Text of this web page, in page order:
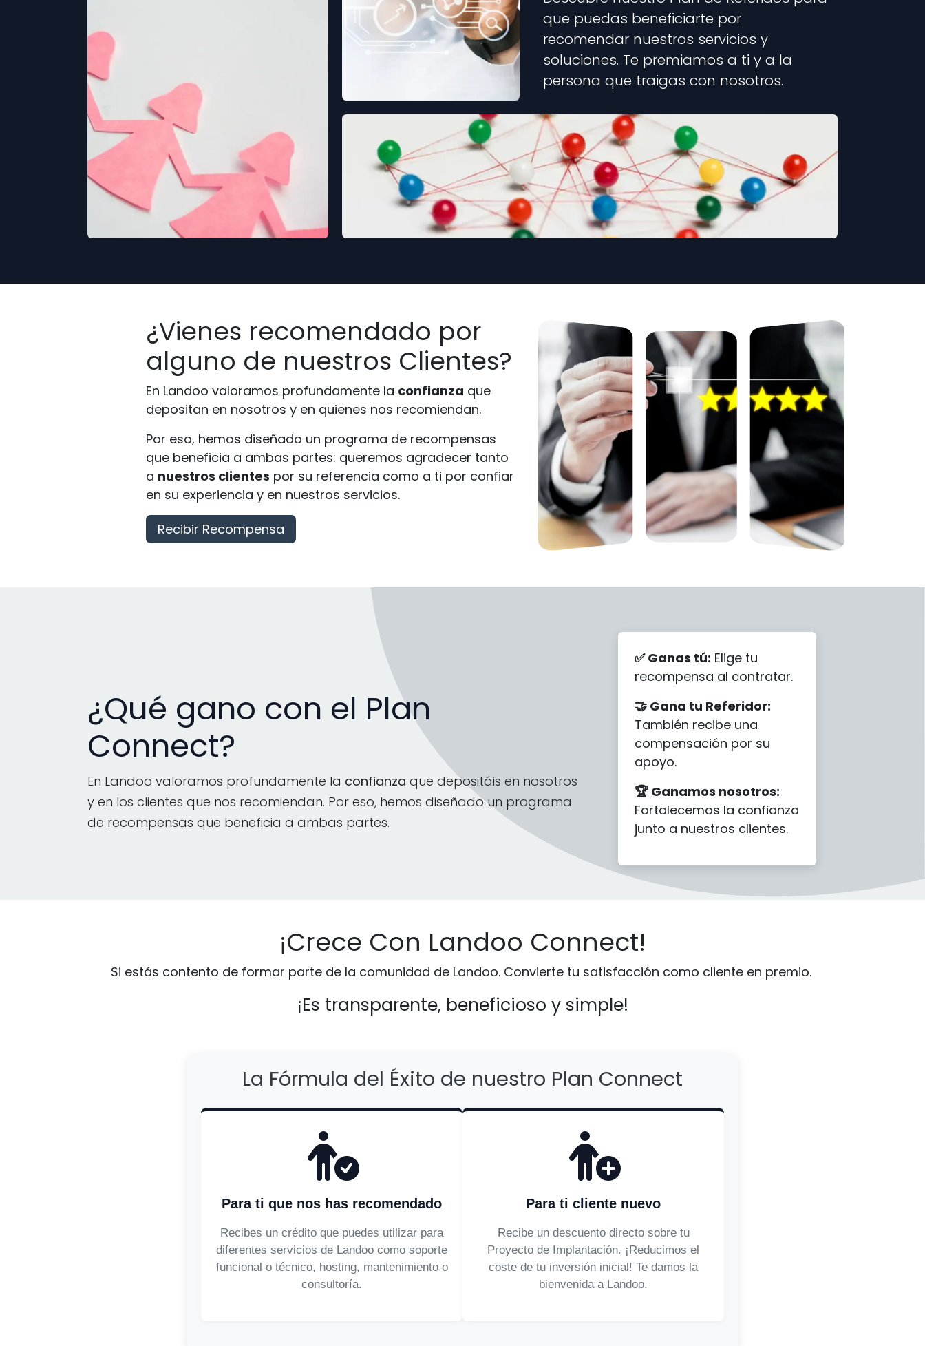
que puedas beneficiarte por
recomendar nuestros servicios y
soluciones. Te premiamos a ti y a la
persona que traigas con nosotros.
¿Vienes recomendado por
alguno de nuestros Clientes?
En Landoo valoramos profundamente la confianza que
depositan en nosotros y en quienes nos recomiendan.
Por eso, hemos diseñado un programa de recompensas
que beneficia a ambas partes: queremos agradecer tanto
a nuestros clientes por su referencia como a ti por confiar
en su experiencia y en nuestros servicios.
Recibir Recompensa
¿Qué gano con el Plan
Connect?
En Landoo valoramos profundamente la confianza que depositáis en nosotros
y en los clientes que nos recomiendan. Por eso, hemos diseñado un programa
de recompensas que beneficia a ambas partes.
✅ Ganas tú: Elige tu
recompensa al contratar.
🤝 Gana tu Referidor:
También recibe una
compensación por su
apoyo.
🏆 Ganamos nosotros:
Fortalecemos la confianza
junto a nuestros clientes.
¡Crece Con Landoo Connect!
Si estás contento de formar parte de la comunidad de Landoo. Convierte tu satisfacción como cliente en premio.
¡Es transparente, beneficioso y simple!
La Fórmula del Éxito de nuestro Plan Connect
Para ti que nos has recomendado
Recibes un crédito que puedes utilizar para
diferentes servicios de Landoo como soporte
funcional o técnico, hosting, mantenimiento o
consultoría.
Para ti cliente nuevo
Recibe un descuento directo sobre tu
Proyecto de Implantación. ¡Reducimos el
coste de tu inversión inicial! Te damos la
bienvenida a Landoo.